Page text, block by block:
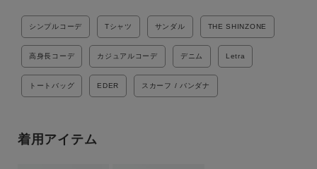
ブランド
シンプルコーデ Tシャツ サンダル THE SHINZONE
高身長コーデ カジュアルコーデ デニム Letra
トートバッグ EDER スカーフ / バンダナ
着用アイテム